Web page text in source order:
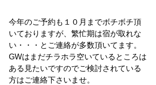
今年のご予約も１０月までボチボチ頂
いておりますが、繁忙期は宿が取れな
い・・・とご連絡が多数頂いてます。
GWはまだチラホラ空いているところは
ある見たいですのでご検討されている
方はご連絡下さいませ。